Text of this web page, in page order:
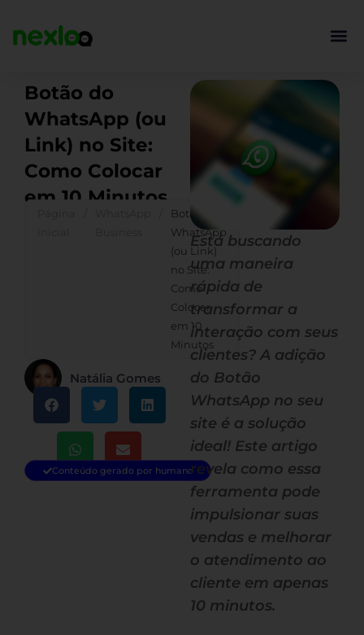
para
Botão do
WhatsApp (ou
Link) no Site:
Como Colocar
em 10 Minutos
Botão do
WhatsApp
(ou Link)
no Site:
Como
Colocar
em 10
Minutos
Natália Gomes
Conteúdo gerado por humano
Está buscando
uma maneira
rápida de
transformar a
interação com seus
clientes? A adição
do Botão
WhatsApp no seu
site é a solução
ideal! Este artigo
revela como essa
ferramenta pode
impulsionar suas
vendas e melhorar
o atendimento ao
cliente em apenas
10 minutos.